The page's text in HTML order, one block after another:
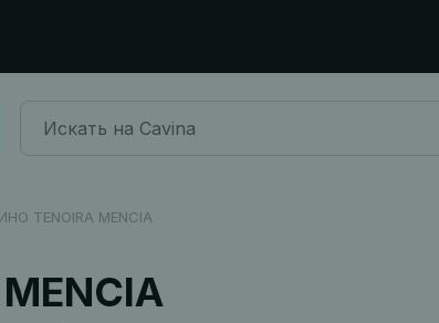
TENOIRA MENCIA